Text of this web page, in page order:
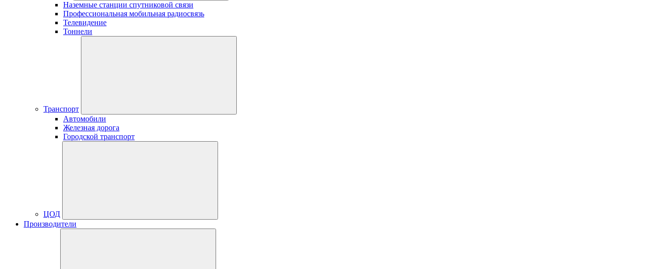
Наземные станции спутниковой связи
Профессиональная мобильная радиосвязь
Телевидение
Тоннели
Транспорт
Автомобили
Железная дорога
Городской транспорт
ЦОД
Производители